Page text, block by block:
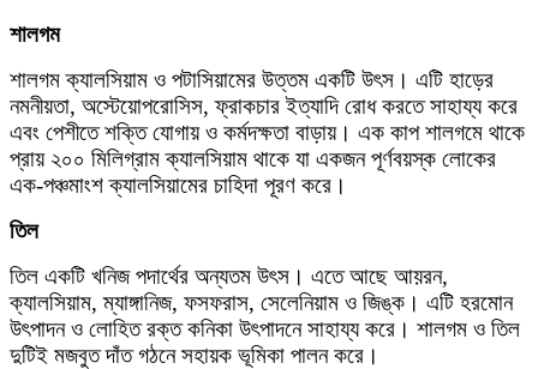
শালগম
শালগম ক্যালসিয়াম ও পটাসিয়ামের উত্তম একটি উৎস। এটি হাড়ের
নমনীয়তা, অস্টেয়োপরোসিস, ফ্রাকচার ইত্যাদি রোধ করতে সাহায্য করে
এবং পেশীতে শক্তি যোগায় ও কর্মদক্ষতা বাড়ায়। এক কাপ শালগমে থাকে
প্রায় ২০০ মিলিগ্রাম ক্যালসিয়াম থাকে যা একজন পূর্ণবয়স্ক লোকের
এক-পঞ্চমাংশ ক্যালসিয়ামের চাহিদা পূরণ করে।
তিল
তিল একটি খনিজ পদার্থের অন্যতম উৎস। এতে আছে আয়রন,
ক্যালসিয়াম, ম্যাঙ্গানিজ, ফসফরাস, সেলেনিয়াম ও জিঙ্ক। এটি হরমোন
উৎপাদন ও লোহিত রক্ত কনিকা উৎপাদনে সাহায্য করে। শালগম ও তিল
দুটিই মজবুত দাঁত গঠনে সহায়ক ভূমিকা পালন করে।